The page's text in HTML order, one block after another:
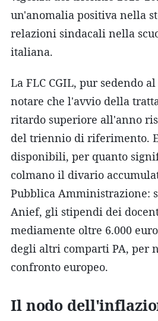
un'anomalia positiva nella
relazioni sindacali nella
italiana.
La FLC CGIL, pur sedendo
notare che l'avvio della
ritardo superiore all'anno
del triennio di riferimento.
disponibili, per quanto
colmano il divario
Pubblica Amministrazione:
Anief, gli stipendi dei
mediamente oltre 6.000
degli altri comparti PA, per
confronto europeo.
Il nodo